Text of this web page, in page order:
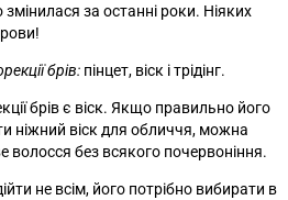
змінилася за останні роки. Ніяких
брів: пінцет, віск і трідінг.
брів є віск. Якщо правильно його
ніжний віск для обличчя, можна
волосся без всякого почервоніння.
не всім, його потрібно вибирати в